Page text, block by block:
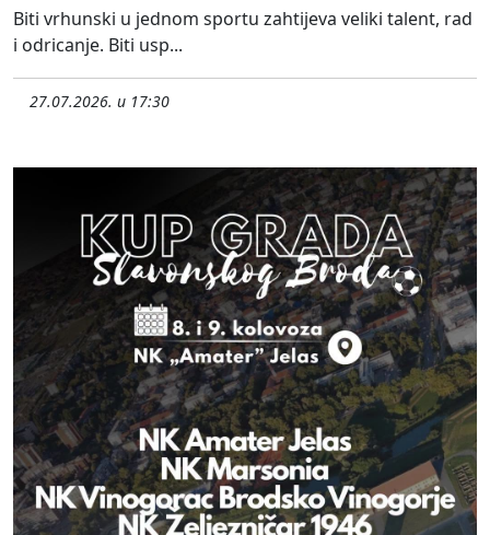
Biti vrhunski u jednom sportu zahtijeva veliki talent, rad
i odricanje. Biti usp...
27.07.2026. u 17:30